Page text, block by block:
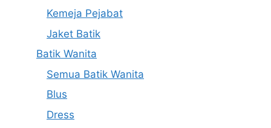
Kemeja Pejabat
Jaket Batik
Batik Wanita
Semua Batik Wanita
Blus
Dress